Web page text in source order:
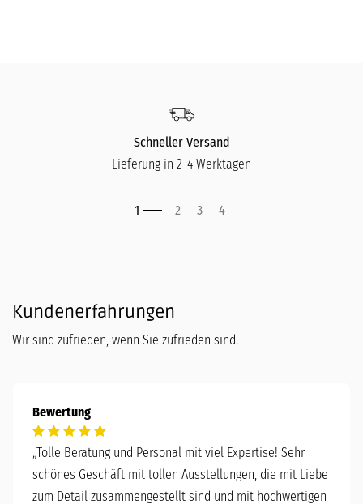
Schneller Versand
Lieferung in 2-4 Werktagen
Kundenerfahrungen
Wir sind zufrieden, wenn Sie zufrieden sind.
Bewertung
„Tolle Beratung und Personal mit viel Expertise! Sehr
schönes Geschäft mit tollen Ausstellungen, die mit Liebe
zum Detail zusammengestellt sind und mit hochwertigen